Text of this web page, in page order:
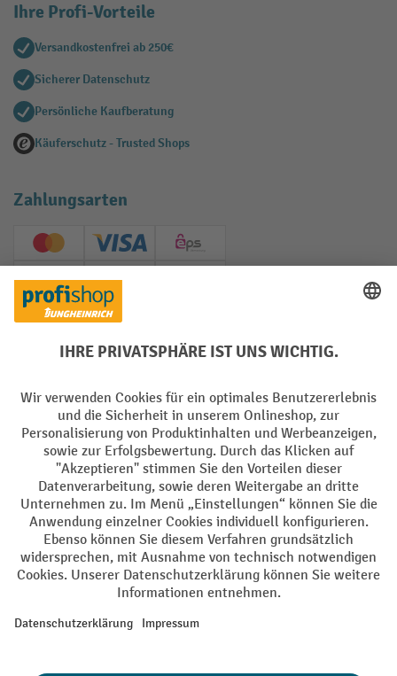
Ihre Profi-Vorteile
Versandkostenfrei ab 250€
Sicherer Datenschutz
Persönliche Kaufberatung
Käuferschutz - Trusted Shops
Zahlungsarten
Creditcard (Master)Creditcard (Visa)
EPS
PayPal
Soziale Netzwerke
Impressum Datenschutz
Barrierefreiheit Privacy Settings
Alle Preise exkl. gesetzl. Mehrwertsteuer zzgl.Versandkostenund ggf.
Nachnahmegebühren, wenn nicht anders angegeben.
¹ Der Rabatt gilt so lange der Vorrat reicht. Der Rabatt gilt nicht auf
oder Gutscheinen ist nicht möglich. | ² Der Rabatt wird einmalig bei